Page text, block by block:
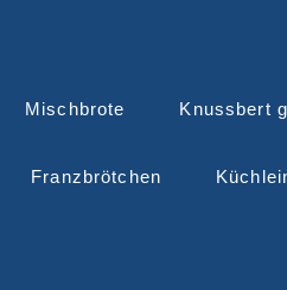
Mischbrote Knussbert
Franzbrötchen